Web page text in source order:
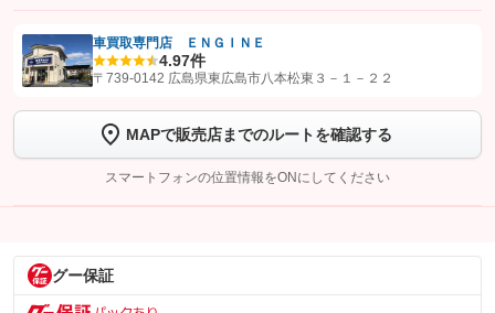
【STEP1】認証画面でグーネットを友だち追加してから「許可する」ボタンを押
トーク画面で
ボタンをタップして問い合わせを
完了してください。
こちら
車買取専門店 ＥＮＧＩＮＥ
4.97件
〒739-0142 広島県東広島市八本松東３－１－２２
MAPで販売店までのルートを確認する
スマートフォンの位置情報をONにしてください
グー保証